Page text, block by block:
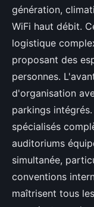
génération,
WiFi haut débit.
logistique
proposant des
personnes.
d'organisation
parkings
spécialisés
auditoriums
simultanée,
conventions
maîtrisent tous